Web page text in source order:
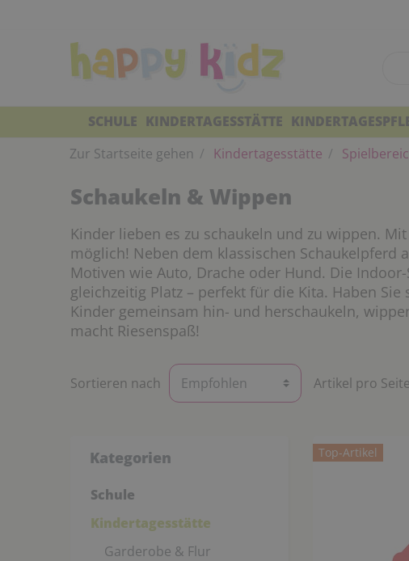
SCHULE KINDERTAGESSTÄTTE
Zur Startseite gehen
Kindertagesstätte
Schaukeln & Wippen
Kinder lieben es zu schaukeln und zu wippen.
möglich! Neben dem klassischen
Motiven wie Auto, Drache oder Hund. Die
gleichzeitig Platz – perfekt für die Kita. Haben
Kinder gemeinsam hin- und herschaukeln,
macht Riesenspaß!
Sortieren nach Artikel pro Seite
Kategorien
Schule
Kindertagesstätte
Garderobe & Flur
Top-Artikel